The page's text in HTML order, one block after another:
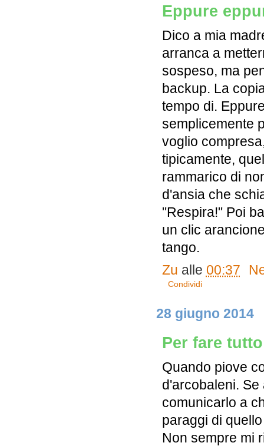
Eppure
Dico a mia
arranca a
sospeso, ma
backup. La
tempo di.
semplicemente
voglio
tipicamente,
rammarico di
d'ansia che
"Respira!" Poi
un clic
tango.
Zu alle 00:37
Condividi
28 giugno 2014
Per fare
Quando piove
d'arcobaleni.
comunicarlo a
paraggi di
Non sempre mi